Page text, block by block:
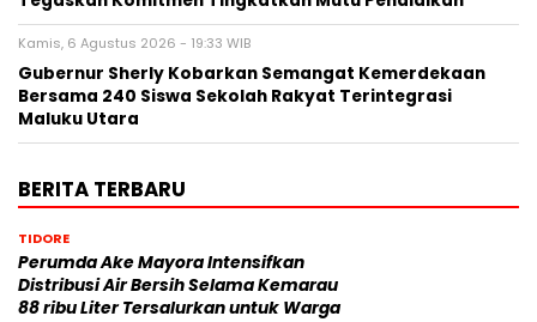
Kamis, 6 Agustus 2026 - 19:33 WIB
Gubernur Sherly Kobarkan Semangat Kemerdekaan
Bersama 240 Siswa Sekolah Rakyat Terintegrasi
Maluku Utara
BERITA TERBARU
TIDORE
Perumda Ake Mayora Intensifkan
Distribusi Air Bersih Selama Kemarau
88 ribu Liter Tersalurkan untuk Warga